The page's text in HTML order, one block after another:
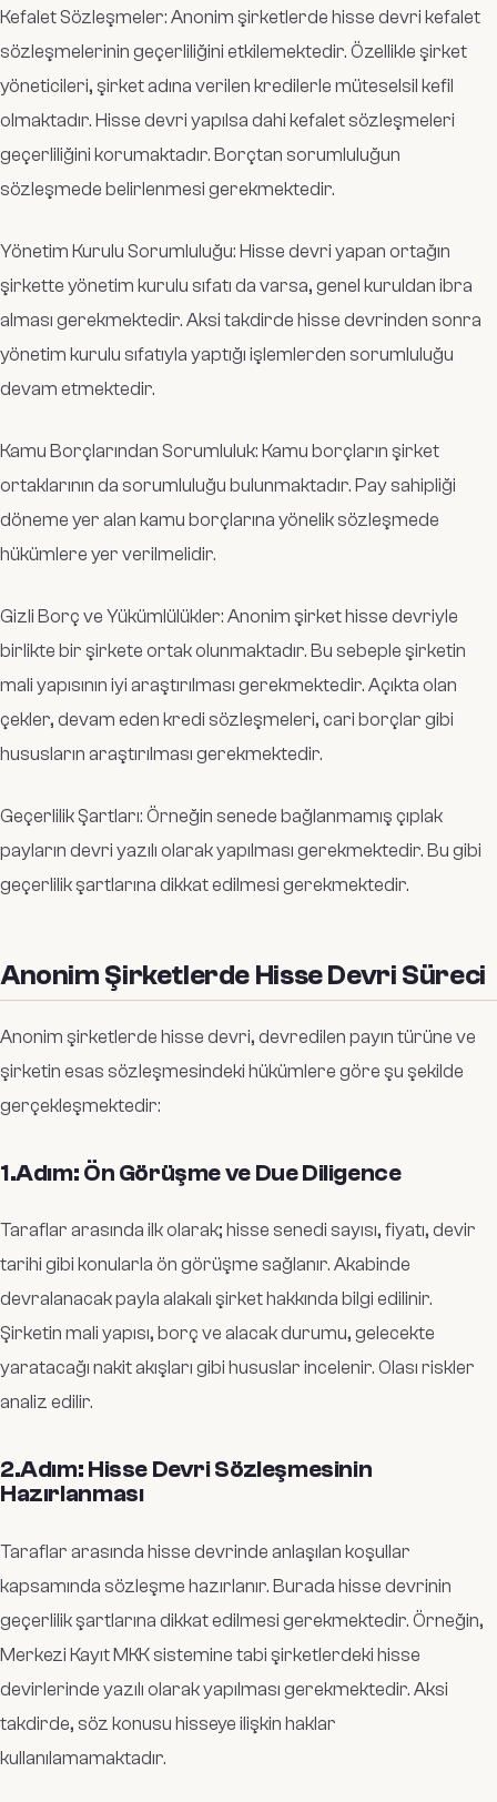
Kefalet Sözleşmeler: Anonim şirketlerde hisse devri kefalet
sözleşmelerinin geçerliliğini etkilemektedir. Özellikle şirket
yöneticileri, şirket adına verilen kredilerle müteselsil kefil
olmaktadır. Hisse devri yapılsa dahi kefalet sözleşmeleri
geçerliliğini korumaktadır. Borçtan sorumluluğun
sözleşmede belirlenmesi gerekmektedir.
Yönetim Kurulu Sorumluluğu: Hisse devri yapan ortağın
şirkette yönetim kurulu sıfatı da varsa, genel kuruldan ibra
alması gerekmektedir. Aksi takdirde hisse devrinden sonra
yönetim kurulu sıfatıyla yaptığı işlemlerden sorumluluğu
devam etmektedir.
Kamu Borçlarından Sorumluluk: Kamu borçların şirket
ortaklarının da sorumluluğu bulunmaktadır. Pay sahipliği
döneme yer alan kamu borçlarına yönelik sözleşmede
hükümlere yer verilmelidir.
Gizli Borç ve Yükümlülükler: Anonim şirket hisse devriyle
birlikte bir şirkete ortak olunmaktadır. Bu sebeple şirketin
mali yapısının iyi araştırılması gerekmektedir. Açıkta olan
çekler, devam eden kredi sözleşmeleri, cari borçlar gibi
hususların araştırılması gerekmektedir.
Geçerlilik Şartları: Örneğin senede bağlanmamış çıplak
payların devri yazılı olarak yapılması gerekmektedir. Bu gibi
geçerlilik şartlarına dikkat edilmesi gerekmektedir.
Anonim Şirketlerde Hisse Devri Süreci
Anonim şirketlerde hisse devri, devredilen payın türüne ve
şirketin esas sözleşmesindeki hükümlere göre şu şekilde
gerçekleşmektedir:
1.Adım: Ön Görüşme ve Due Diligence
Taraflar arasında ilk olarak; hisse senedi sayısı, fiyatı, devir
tarihi gibi konularla ön görüşme sağlanır. Akabinde
devralanacak payla alakalı şirket hakkında bilgi edilinir.
Şirketin mali yapısı, borç ve alacak durumu, gelecekte
yaratacağı nakit akışları gibi hususlar incelenir. Olası riskler
analiz edilir.
2.Adım: Hisse Devri Sözleşmesinin
Hazırlanması
Taraflar arasında hisse devrinde anlaşılan koşullar
kapsamında sözleşme hazırlanır. Burada hisse devrinin
geçerlilik şartlarına dikkat edilmesi gerekmektedir. Örneğin,
Merkezi Kayıt MKK sistemine tabi şirketlerdeki hisse
devirlerinde yazılı olarak yapılması gerekmektedir. Aksi
takdirde, söz konusu hisseye ilişkin haklar
kullanılamamaktadır.